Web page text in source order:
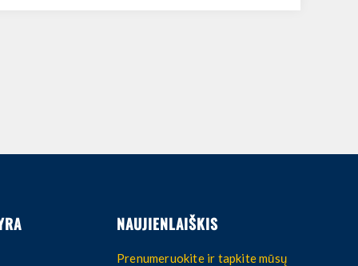
NAUJIENLAIŠKIS
Prenumeruokite ir tapkite mūsų